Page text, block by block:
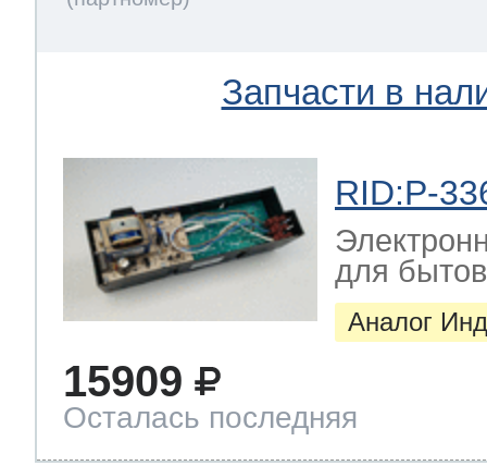
Запчасти в
RID:P-
для
Аналог
15909
Осталась последняя